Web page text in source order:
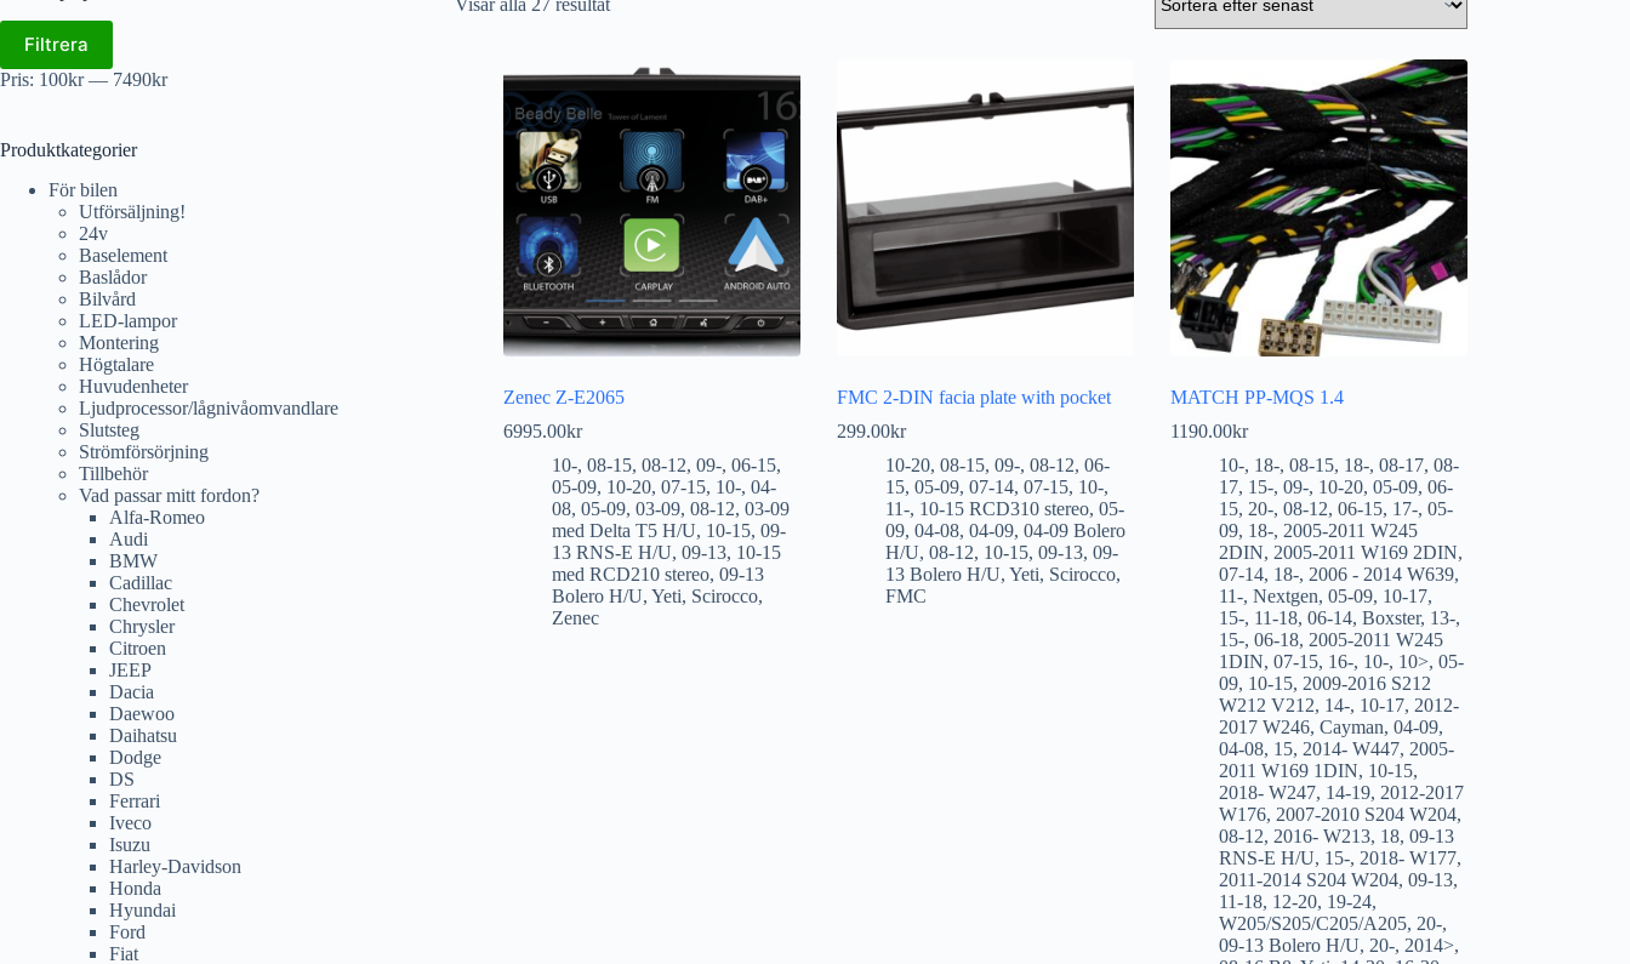
Visar alla 27 resultat
Zenec Z-E2065
6995.00kr
10-, 08-15, 08-12, 09-, 06-15,
05-09, 10-20, 07-15, 10-, 04-
08, 05-09, 03-09, 08-12, 03-09
med Delta T5 H/U, 10-15, 09-
13 RNS-E H/U, 09-13, 10-15
med RCD210 stereo, 09-13
Bolero H/U, Yeti, Scirocco,
Zenec
FMC 2-DIN facia plate with pocket
299.00kr
10-20, 08-15, 09-, 08-12, 06-
15, 05-09, 07-14, 07-15, 10-,
11-, 10-15 RCD310 stereo, 05-
09, 04-08, 04-09, 04-09 Bolero
H/U, 08-12, 10-15, 09-13, 09-
13 Bolero H/U, Yeti, Scirocco,
FMC
MATCH PP-MQS 1.4
1190.00kr
10-, 18-, 08-15, 18-, 08-17, 08-
17, 15-, 09-, 10-20, 05-09, 06-
15, 20-, 08-12, 06-15, 17-, 05-
09, 18-, 2005-2011 W245
2DIN, 2005-2011 W169 2DIN,
07-14, 18-, 2006 - 2014 W639,
11-, Nextgen, 05-09, 10-17,
15-, 11-18, 06-14, Boxster, 13-,
15-, 06-18, 2005-2011 W245
1DIN, 07-15, 16-, 10-, 10>, 05-
09, 10-15, 2009-2016 S212
W212 V212, 14-, 10-17, 2012-
2017 W246, Cayman, 04-09,
04-08, 15, 2014- W447, 2005-
2011 W169 1DIN, 10-15,
2018- W247, 14-19, 2012-2017
W176, 2007-2010 S204 W204,
08-12, 2016- W213, 18, 09-13
RNS-E H/U, 15-, 2018- W177,
2011-2014 S204 W204, 09-13,
11-18, 12-20, 19-24,
W205/S205/C205/A205, 20-,
09-13 Bolero H/U, 20-, 2014>,
Filtrera
Pris: 100kr— 7490kr
Produktkategorier
För bilen
Utförsäljning!
24v
Baselement
Baslådor
Bilvård
LED-lampor
Montering
Högtalare
Huvudenheter
Ljudprocessor/lågnivåomvandlare
Slutsteg
Strömförsörjning
Tillbehör
Vad passar mitt fordon?
Alfa-Romeo
Audi
BMW
Cadillac
Chevrolet
Chrysler
Citroen
JEEP
Dacia
Daewoo
Daihatsu
Dodge
DS
Ferrari
Iveco
Isuzu
Harley-Davidson
Honda
Hyundai
Ford
Fiat